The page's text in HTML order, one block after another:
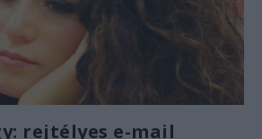
rejtélyes e-mail